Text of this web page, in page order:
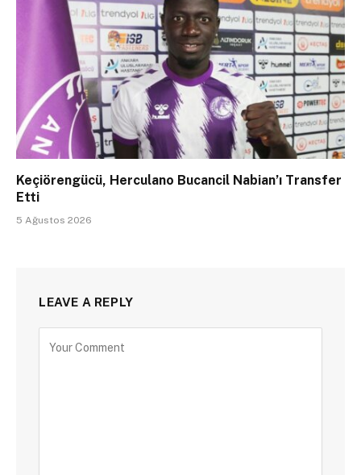
Keçiörengücü, Herculano Bucancil Nabian’ı Transfer
Etti
5 Ağustos 2026
LEAVE A REPLY